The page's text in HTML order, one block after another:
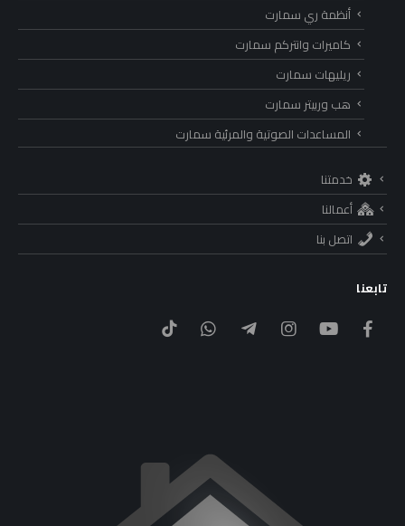
أنظمة ري سمارت
كاميرات وانتركم سمارت
ريليهات سمارت
هب وربيتر سمارت
المساعدات الصوتية والمرئية سمارت
خدمتنا
أعمالنا
اتصل بنا
تابعنا